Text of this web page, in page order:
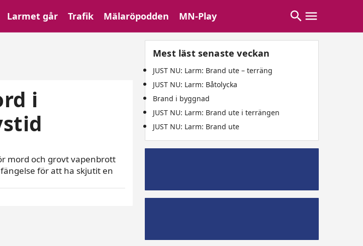
Larmet går Trafik Mälaröpodden MN-Play
i
mord och grovt vapenbrott
för att ha skjutit en
Mest läst senaste veckan
JUST NU: Larm: Brand ute – terräng
JUST NU: Larm: Båtolycka
Brand i byggnad
JUST NU: Larm: Brand ute i terrängen
JUST NU: Larm: Brand ute